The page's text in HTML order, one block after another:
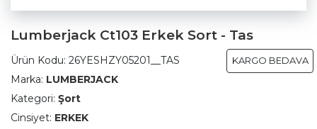
Lumberjack Ct103 Erkek Sort - Tas
KARGO BEDAVA
Ürün Kodu: 26YESHZY05201__TAS
Marka: LUMBERJACK
Kategori: Şort
Cinsiyet: ERKEK